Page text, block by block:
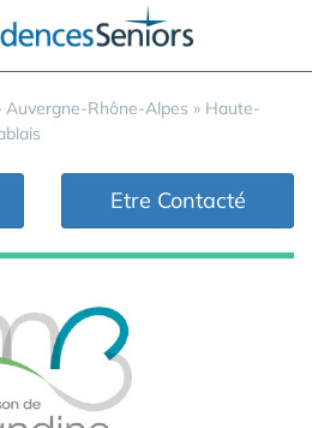
Auvergne-Rhône-Alpes » Haute-
Etre Contacté